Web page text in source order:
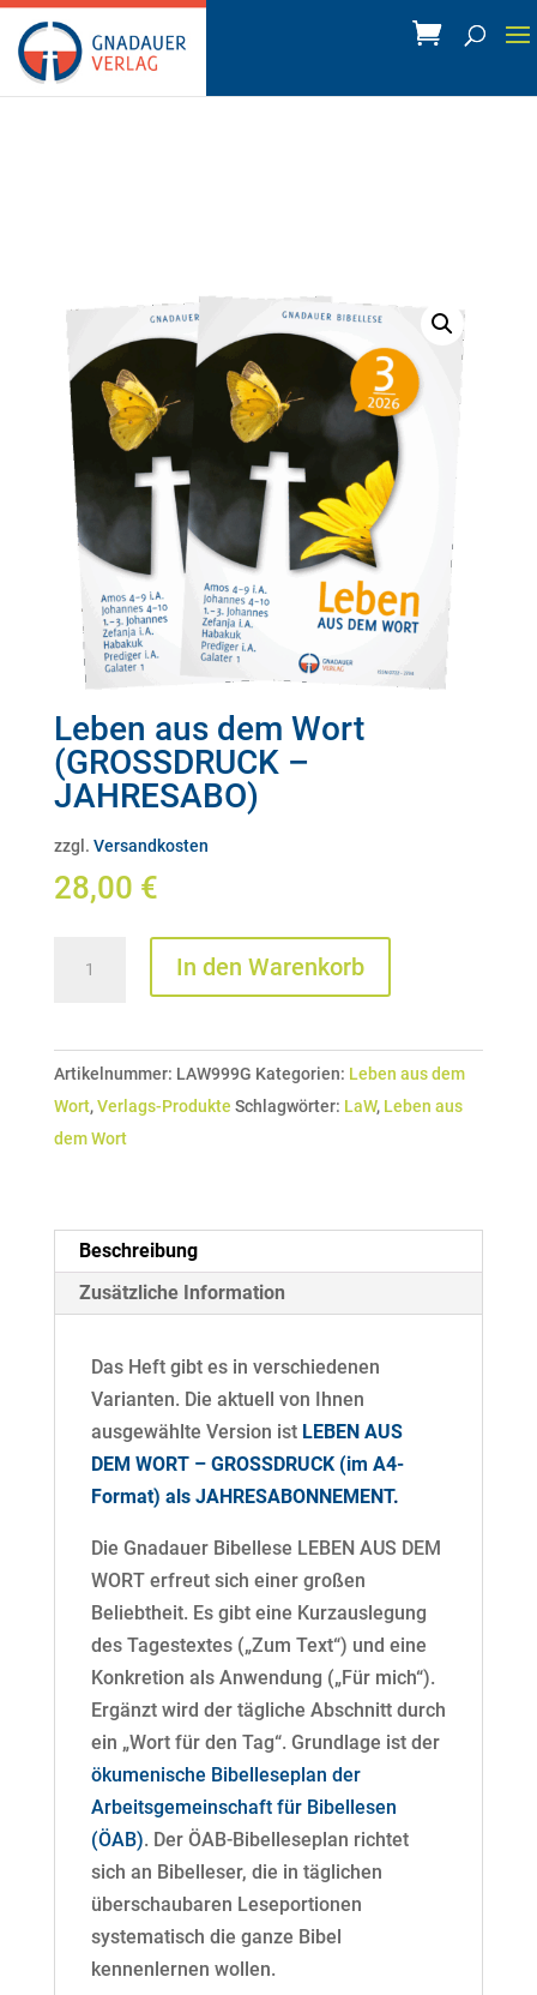
Leben aus dem Wort
(GROSSDRUCK –
JAHRESABO)
zzgl. Versandkosten
28,00 €
Wort
(GROSSDRUCK
-
JAHRESABO)
In den Warenkorb
Artikelnummer: LAW999G Kategorien: Leben aus dem
Wort,Verlags-Produkte Schlagwörter: LaW, Leben aus
dem Wort
Beschreibung
Zusätzliche Information
Das Heft gibt es in verschiedenen
Varianten. Die aktuell von Ihnen
ausgewählte Version istLEBEN AUS
DEM WORT – GROSSDRUCK (im A4-
Format) als JAHRESABONNEMENT.
Die Gnadauer Bibellese LEBEN AUS DEM
WORT erfreut sich einer großen
Beliebtheit. Es gibt eine Kurzauslegung
des Tagestextes („Zum Text“) und eine
Konkretion als Anwendung („Für mich“).
Ergänzt wird der tägliche Abschnitt durch
ein „Wort für den Tag“. Grundlage ist der
ökumenische Bibelleseplan der
Arbeitsgemeinschaft für Bibellesen
(ÖAB). Der ÖAB-Bibelleseplan richtet
sich an Bibelleser, die in täglichen
überschaubaren Leseportionen
systematisch die ganze Bibel
kennenlernen wollen.